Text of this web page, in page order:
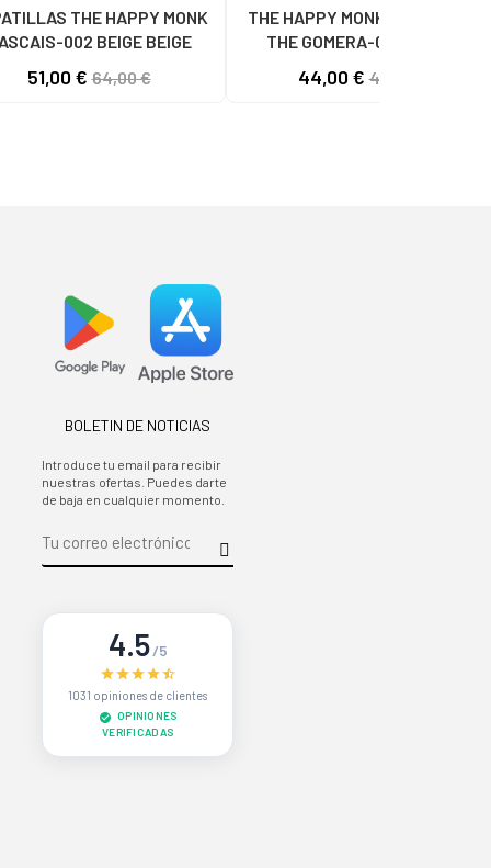
THE HAPPY MONK
002 BEIGE BEIGE
51,00 €64,00 €
THE HAPPY MONK SANDALIAS
THE GOMERA-002 TAUPE
44,00 €49,90 €
BOLETIN DE NOTICIAS
Introduce tu email para recibir
nuestras ofertas. Puedes darte
de baja en cualquier momento.
4.5/5
1031 opiniones de clientes
OPINIONES
VERIFICADAS